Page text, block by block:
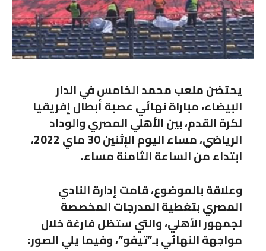
يحتضن ملعب محمد الخامس في الدار
البيضاء، مباراة نهائي عصبة أبطال إفريقيا
لكرة القدم، بين الأهلي المصري والوداد
الرياضي، مساء اليوم الإثنين 30 ماي 2022،
ابتداء من الساعة الثامنة مساء.
وعلاقة بالموضوع، قامت إدارة النادي
المصري بتغطية المدرجات المخصصة
لجمهور الأهلي، والتي ستظل فارغة خلال
مواجهة النهائي بـ”تيفو”، وفيما يلي الصور: